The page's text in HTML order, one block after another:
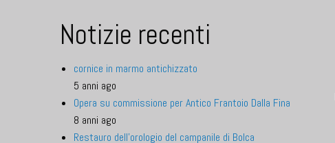
Notizie recenti
cornice in marmo antichizzato
5 anni ago
Opera su commissione per Antico Frantoio Dalla Fina
8 anni ago
Restauro dell'orologio del campanile di Bolca